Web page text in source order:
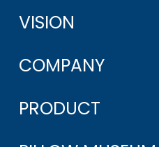
VISION
COMPANY
PRODUCT